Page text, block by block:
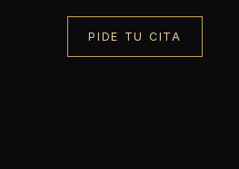
PIDE TU CITA